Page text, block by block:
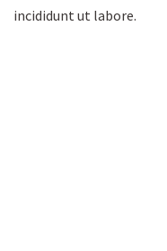
incididunt ut labore.